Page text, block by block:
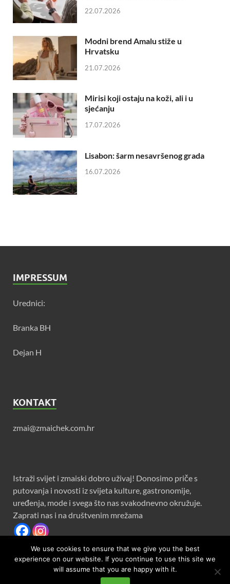
22.07.2026
Modni brend Amalu stiže u
Hrvatsku
21.07.2026
Mirisi koji ostaju na koži, ali i u
sjećanju
17.07.2026
Lisabon: šarm nesavršenog grada
16.07.2026
IMPRESSUM
Urednici:
Branka BH
Dejan H
KONTAKT
zmai@zmaichek.com.hr
Istraži svijet i zmaiski dobro uživaj! Donosimo priče s
putovanja i novosti iz svijeta kulture, gastronomije,
uređenja, mode i svega što nas svakodnevno okružuje.
Zaprati nas i na društvenim mrežama
Zmaichek.
We use cookies to ensure that we give you the best
experience on our website. If you continue to use this site we
will assume that you are happy with it.